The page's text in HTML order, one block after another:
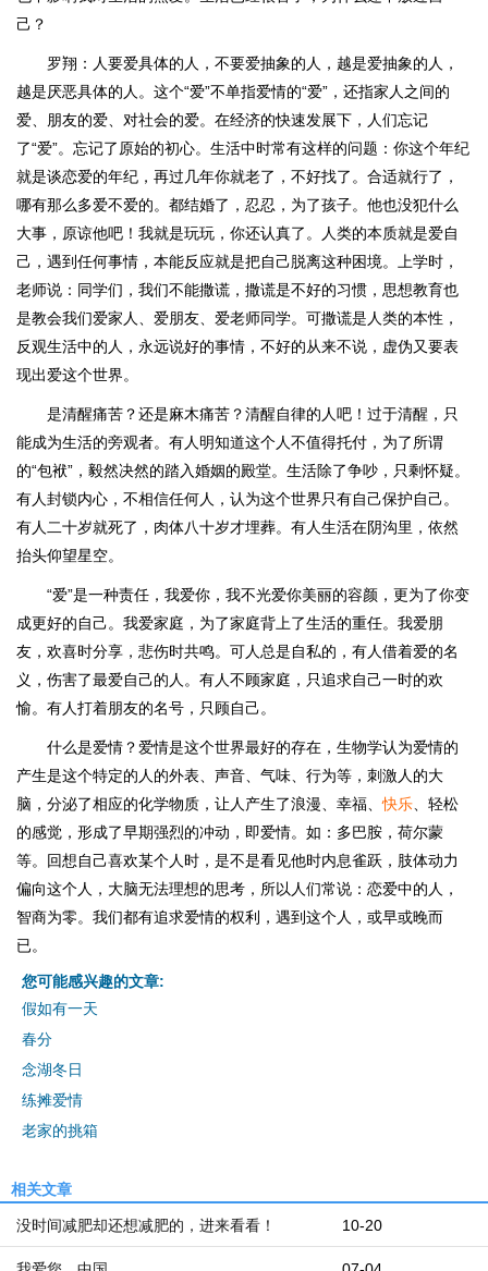
己？
罗翔：人要爱具体的人，不要爱抽象的人，越是爱抽象的人，
越是厌恶具体的人。这个“爱”不单指爱情的“爱”，还指家人之间的
爱、朋友的爱、对社会的爱。在经济的快速发展下，人们忘记
了“爱”。忘记了原始的初心。生活中时常有这样的问题：你这个年纪
就是谈恋爱的年纪，再过几年你就老了，不好找了。合适就行了，
哪有那么多爱不爱的。都结婚了，忍忍，为了孩子。他也没犯什么
大事，原谅他吧！我就是玩玩，你还认真了。人类的本质就是爱自
己，遇到任何事情，本能反应就是把自己脱离这种困境。上学时，
老师说：同学们，我们不能撒谎，撒谎是不好的习惯，思想教育也
是教会我们爱家人、爱朋友、爱老师同学。可撒谎是人类的本性，
反观生活中的人，永远说好的事情，不好的从来不说，虚伪又要表
现出爱这个世界。
是清醒痛苦？还是麻木痛苦？清醒自律的人吧！过于清醒，只
能成为生活的旁观者。有人明知道这个人不值得托付，为了所谓
的“包袱”，毅然决然的踏入婚姻的殿堂。生活除了争吵，只剩怀疑。
有人封锁内心，不相信任何人，认为这个世界只有自己保护自己。
有人二十岁就死了，肉体八十岁才埋葬。有人生活在阴沟里，依然
抬头仰望星空。
“爱”是一种责任，我爱你，我不光爱你美丽的容颜，更为了你变
成更好的自己。我爱家庭，为了家庭背上了生活的重任。我爱朋
友，欢喜时分享，悲伤时共鸣。可人总是自私的，有人借着爱的名
义，伤害了最爱自己的人。有人不顾家庭，只追求自己一时的欢
愉。有人打着朋友的名号，只顾自己。
什么是爱情？爱情是这个世界最好的存在，生物学认为爱情的
产生是这个特定的人的外表、声音、气味、行为等，刺激人的大
脑，分泌了相应的化学物质，让人产生了浪漫、幸福、快乐 、轻松
的感觉，形成了早期强烈的冲动，即爱情。如：多巴胺，荷尔蒙
等。回想自己喜欢某个人时，是不是看见他时内息雀跃，肢体动力
偏向这个人，大脑无法理想的思考，所以人们常说：恋爱中的人，
智商为零。我们都有追求爱情的权利，遇到这个人，或早或晚而
已。
您可能感兴趣的文章:
假如有一天
春分
念湖冬日
练摊爱情
老家的挑箱
相关文章
10-20
没时间减肥却还想减肥的，进来看看！